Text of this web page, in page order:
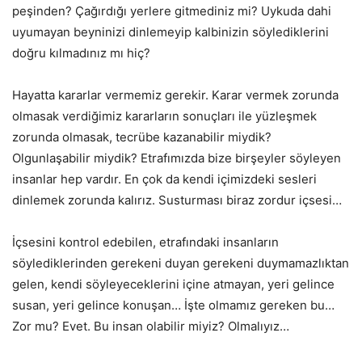
peşinden? Çağırdığı yerlere gitmediniz mi? Uykuda dahi
uyumayan beyninizi dinlemeyip kalbinizin söylediklerini
doğru kılmadınız mı hiç?
Hayatta kararlar vermemiz gerekir. Karar vermek zorunda
olmasak verdiğimiz kararların sonuçları ile yüzleşmek
zorunda olmasak, tecrübe kazanabilir miydik?
Olgunlaşabilir miydik? Etrafımızda bize birşeyler söyleyen
insanlar hep vardır. En çok da kendi içimizdeki sesleri
dinlemek zorunda kalırız. Susturması biraz zordur içsesi…
İçsesini kontrol edebilen, etrafındaki insanların
söylediklerinden gerekeni duyan gerekeni duymamazlıktan
gelen, kendi söyleyeceklerini içine atmayan, yeri gelince
susan, yeri gelince konuşan… İşte olmamız gereken bu…
Zor mu? Evet. Bu insan olabilir miyiz? Olmalıyız…